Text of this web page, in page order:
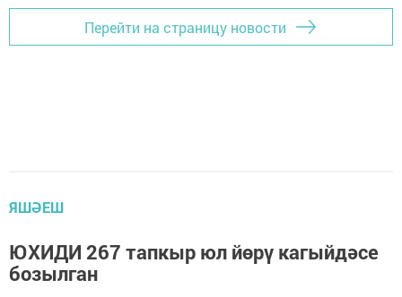
Перейти на страницу новости
ЯШӘЕШ
ЮХИДИ 267 тапкыр юл йөрү кагыйдәсе
бозылган